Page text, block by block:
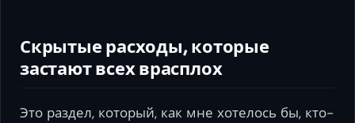
Скрытые расходы, которые
застают всех врасплох
Это раздел, который, как мне хотелось бы, кто-